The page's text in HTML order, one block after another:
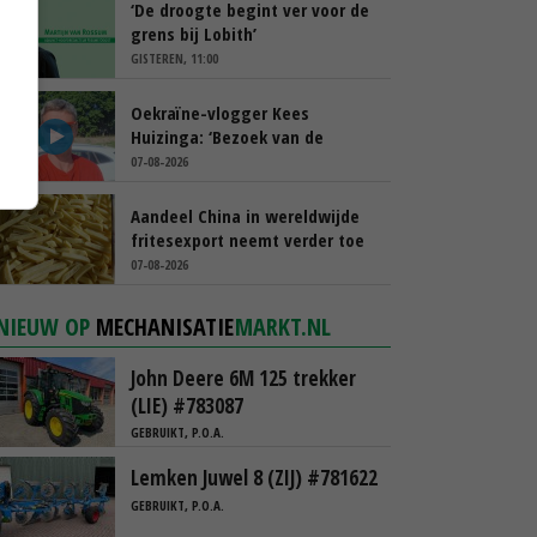
‘De droogte begint ver voor de
grens bij Lobith’
GISTEREN, 11:00
Oekraïne-vlogger Kees
Huizinga: ‘Bezoek van de
ambassade mag zelf groente
07-08-2026
Aandeel China in wereldwijde
fritesexport neemt verder toe
07-08-2026
OP MECHANISATIEMARKT.NL
John Deere 6M 125 trekker
(LIE) #783087
GEBRUIKT, P.O.A.
Lemken Juwel 8 (ZIJ) #781622
GEBRUIKT, P.O.A.